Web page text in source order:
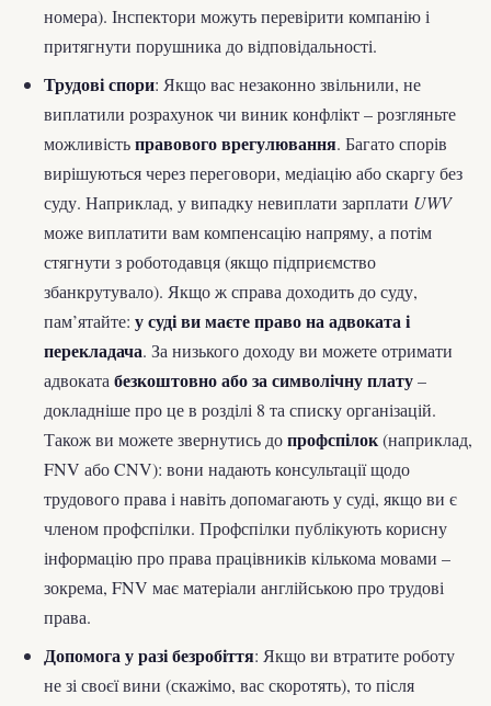
номера). Інспектори можуть перевірити компанію і
притягнути порушника до відповідальності.
Трудові спори: Якщо вас незаконно звільнили, не
виплатили розрахунок чи виник конфлікт – розгляньте
можливістьправового врегулювання. Багато спорів
вирішуються через переговори, медіацію або скаргу без
суду. Наприклад, у випадку невиплати зарплати UWV
може виплатити вам компенсацію напряму, а потім
стягнути з роботодавця (якщо підприємство
збанкрутувало). Якщо ж справа доходить до суду,
пам’ятайте: у суді ви маєте право на адвоката і
перекладача. За низького доходу ви можете отримати
адвоката безкоштовно або за символічну плату–
докладніше про це в розділі 8 та списку організацій.
Також ви можете звернутись допрофспілок(наприклад,
FNV або CNV): вони надають консультації щодо
трудового права і навіть допомагають у суді, якщо ви є
членом профспілки. Профспілки публікують корисну
інформацію про права працівників кількома мовами –
зокрема, FNV має матеріали англійською про трудові
права.
Допомога у разі безробіття: Якщо ви втратите роботу
не зі своєї вини (скажімо, вас скоротять), то після